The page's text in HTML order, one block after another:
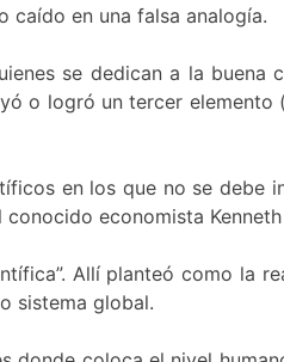
caído en una falsa analogía.
se dedican a la buena
o logró un tercer elemento
en los que no se debe
conocido economista
Allí planteó como la
sistema global.